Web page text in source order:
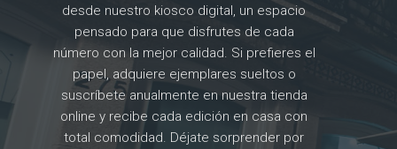
desde nuestro kiosco digital, un espacio
pensado para que disfrutes de cada
número con la mejor calidad. Si prefieres el
papel, adquiere ejemplares sueltos o
suscríbete anualmente en nuestra tienda
online y recibe cada edición en casa con
total comodidad. Déjate sorprender por